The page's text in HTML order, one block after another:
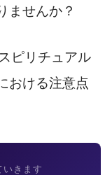
ませんか？
ピリチュアル
おける注意点
いきます